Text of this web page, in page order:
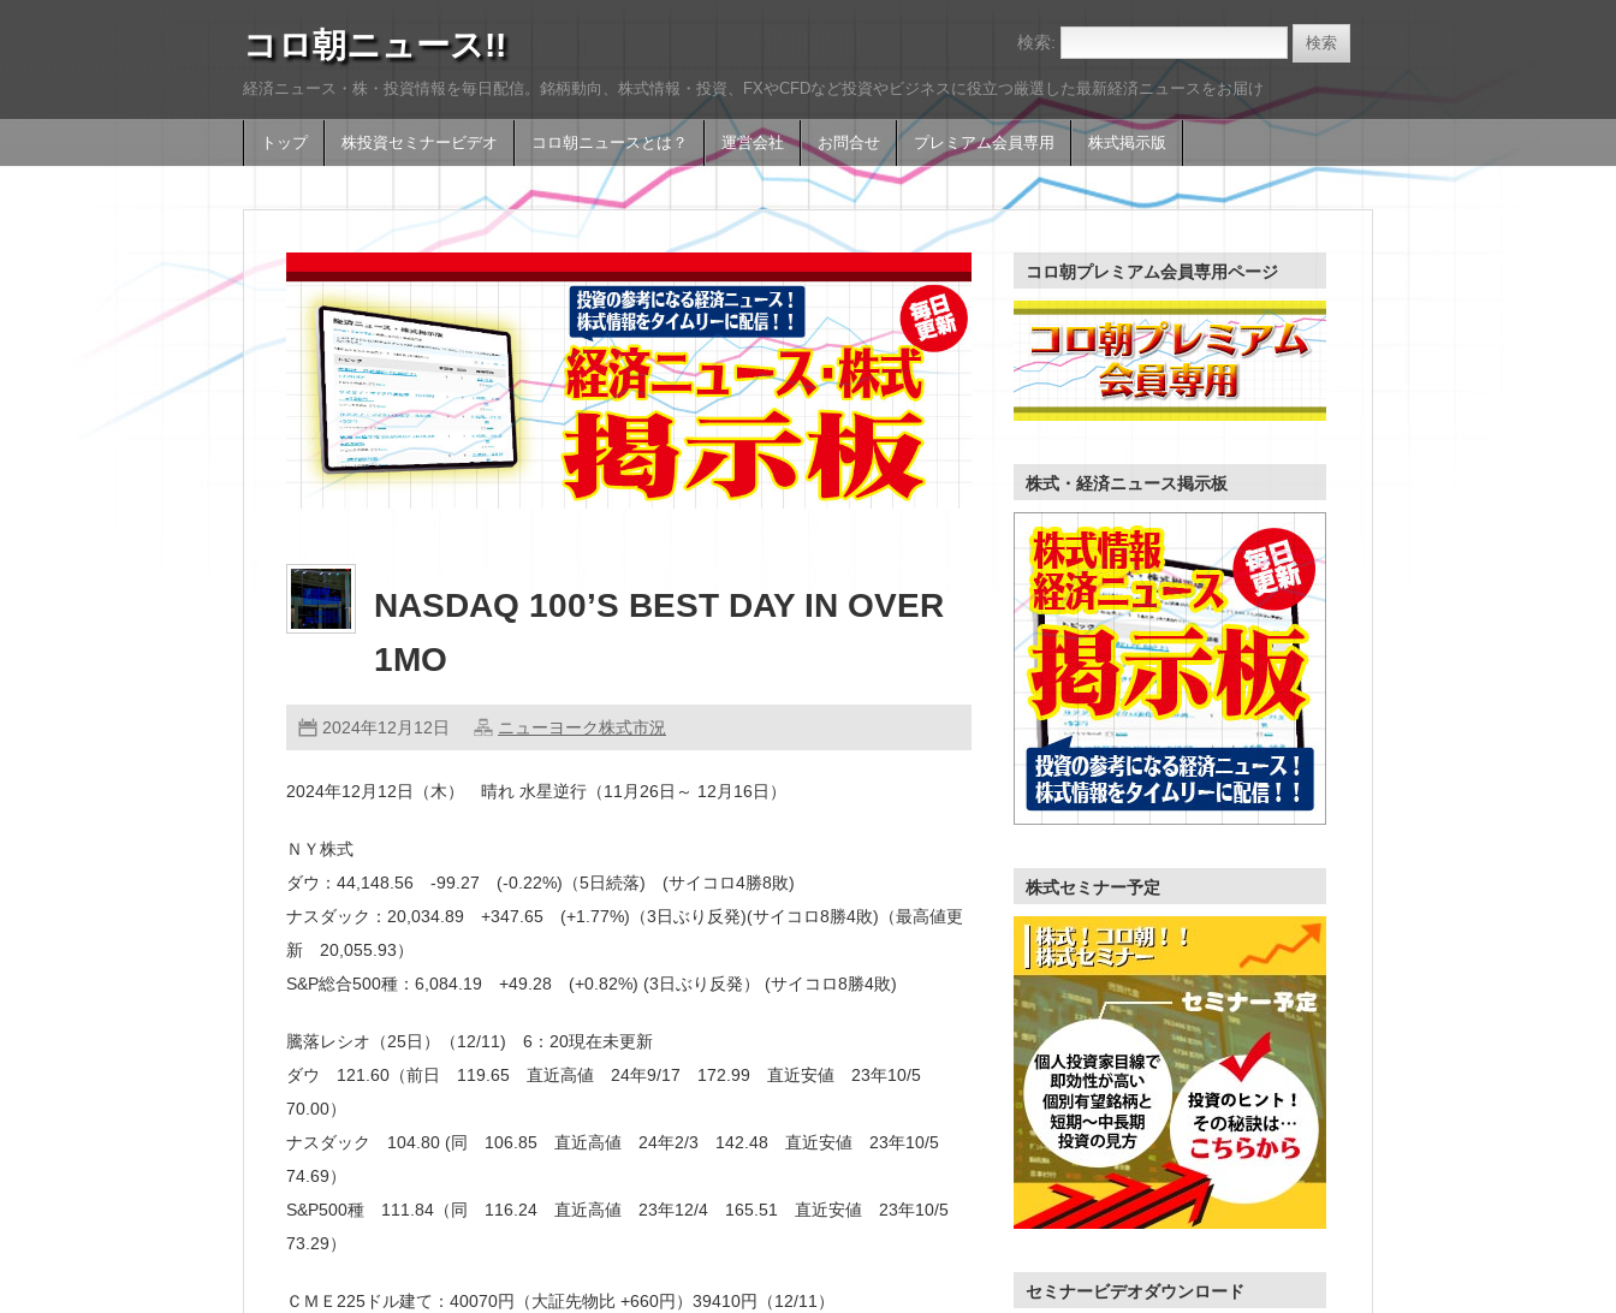
コロ朝ニュース!!
経済ニュース・株・投資情報を毎日配信。銘柄動向、株式情報・投資、FXやCFDなど投資やビジネスに役立つ厳選した最新経済ニュースをお届け
トップ 株投資セミナービデオ コロ朝ニュースとは？ 運営会社 お問合せ プレミアム会員専用 株式掲示版
検索:
NASDAQ 100’S BEST DAY IN OVER
1MO
2024年12月12日 ニューヨーク株式市況
2024年12月12日（木） 晴れ 水星逆行（11月26日～ 12月16日）
ＮＹ株式
ダウ：44,148.56 -99.27 (-0.22%)（5日続落) (サイコロ4勝8敗)
ナスダック：20,034.89 +347.65 (+1.77%)（3日ぶり反発)(サイコロ8勝4敗)（最高値更
新 20,055.93）
S&P総合500種：6,084.19 +49.28 (+0.82%) (3日ぶり反発） (サイコロ8勝4敗)
騰落レシオ（25日）（12/11) 6：20現在未更新
ダウ 121.60（前日 119.65 直近高値 24年9/17 172.99 直近安値 23年10/5
70.00）
ナスダック 104.80 (同 106.85 直近高値 24年2/3 142.48 直近安値 23年10/5
74.69）
S&P500種 111.84（同 116.24 直近高値 23年12/4 165.51 直近安値 23年10/5
73.29）
ＣＭＥ225ドル建て：40070円（大証先物比 +660円）39410円（12/11）
コロ朝プレミアム会員専用ページ
株式・経済ニュース掲示板
株式セミナー予定
セミナービデオダウンロード